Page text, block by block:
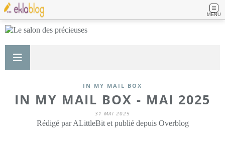
MENU
IN MY MAIL BOX
IN MY MAIL BOX - MAI 2025
31 MAI 2025
Rédigé par ALittleBit et publié depuis Overblog